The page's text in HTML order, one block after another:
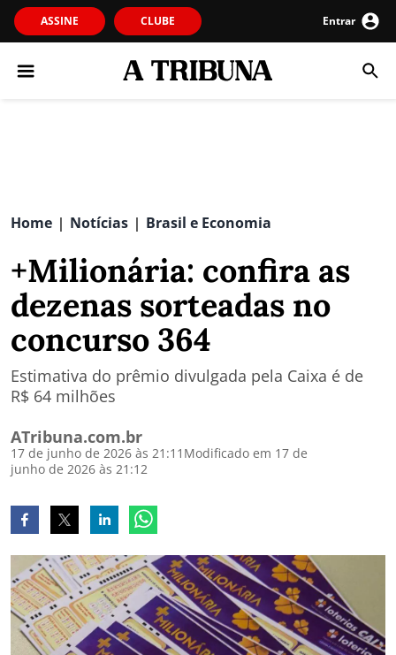
ASSINE CLUBE Entrar
Home | Notícias | Brasil e Economia
+Milionária: confira as
dezenas sorteadas no
concurso 364
Estimativa do prêmio divulgada pela Caixa é de
R$ 64 milhões
ATribuna.com.br
17 de junho de 2026 às 21:11 Modificado em 17 de
junho de 2026 às 21:12